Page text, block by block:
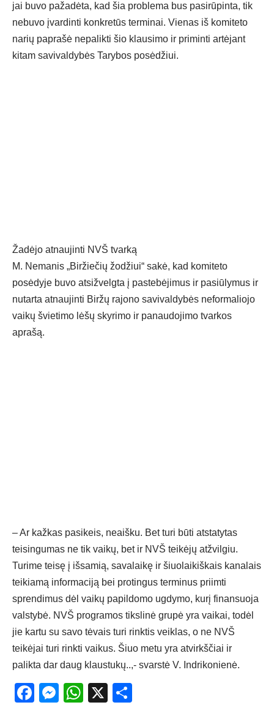
jai buvo pažadėta, kad šia problema bus pasirūpinta, tik
nebuvo įvardinti konkretūs terminai. Vienas iš komiteto
narių paprašė nepalikti šio klausimo ir priminti artėjant
kitam savivaldybės Tarybos posėdžiui.
Žadėjo atnaujinti NVŠ tvarką
M. Nemanis „Biržiečių žodžiui“ sakė, kad komiteto
posėdyje buvo atsižvelgta į pastebėjimus ir pasiūlymus ir
nutarta atnaujinti Biržų rajono savivaldybės neformaliojo
vaikų švietimo lėšų skyrimo ir panaudojimo tvarkos
aprašą.
– Ar kažkas pasikeis, neaišku. Bet turi būti atstatytas
teisingumas ne tik vaikų, bet ir NVŠ teikėjų atžvilgiu.
Turime teisę į išsamią, savalaikę ir šiuolaikiškais kanalais
teikiamą informaciją bei protingus terminus priimti
sprendimus dėl vaikų papildomo ugdymo, kurį finansuoja
valstybė. NVŠ programos tikslinė grupė yra vaikai, todėl
jie kartu su savo tėvais turi rinktis veiklas, o ne NVŠ
teikėjai turi rinkti vaikus. Šiuo metu yra atvirkščiai ir
palikta dar daug klaustukų..,- svarstė V. Indrikonienė.
Facebook
Messenger
WhatsApp
X